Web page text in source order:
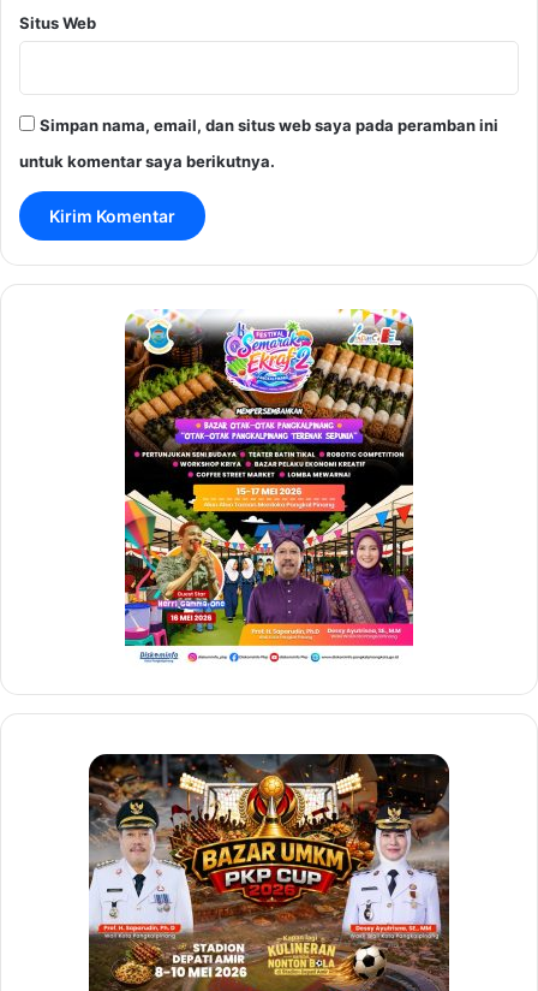
Situs Web
Simpan nama, email, dan situs web saya pada peramban ini
untuk komentar saya berikutnya.